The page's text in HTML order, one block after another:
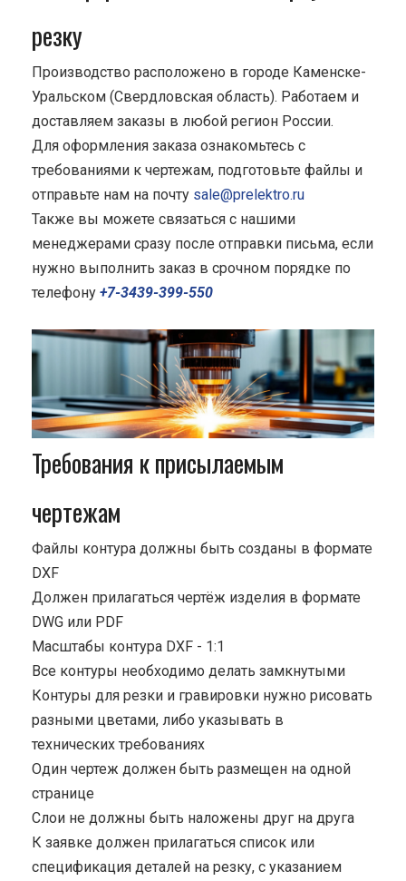
резку
Производство расположено в городе Каменске-
Уральском (Свердловская область). Работаем и
доставляем заказы в любой регион России.
Для оформления заказа ознакомьтесь с
требованиями к чертежам, подготовьте файлы и
отправьте нам на почту sale@prelektro.ru
Также вы можете связаться с нашими
менеджерами сразу после отправки письма, если
нужно выполнить заказ в срочном порядке по
телефону +7-3439-399-550
Требования к присылаемым
чертежам
Файлы контура должны быть созданы в формате
DXF
Должен прилагаться чертёж изделия в формате
DWG или PDF
Масштабы контура DXF - 1:1
Все контуры необходимо делать замкнутыми
Контуры для резки и гравировки нужно рисовать
разными цветами, либо указывать в
технических требованиях
Один чертеж должен быть размещен на одной
странице
Cлои не должны быть наложены друг на друга
К заявке должен прилагаться список или
спецификация деталей на резку, с указанием